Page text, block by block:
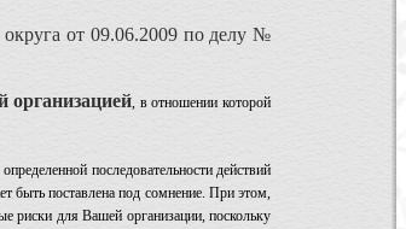
от 09.06.2009 по делу №
организацией, в отношении которой
последовательности действий
быть поставлена под сомнение. При этом,
риски для Вашей организации, поскольку